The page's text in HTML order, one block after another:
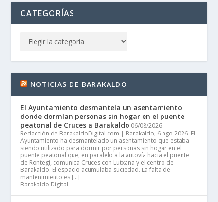
CATEGORÍAS
NOTICIAS DE BARAKALDO
El Ayuntamiento desmantela un asentamiento
donde dormían personas sin hogar en el puente
peatonal de Cruces a Barakaldo 06/08/2026
Redacción de BarakaldoDigital.com | Barakaldo, 6 ago 2026. El
Ayuntamiento ha desmantelado un asentamiento que estaba
siendo utilizado para dormir por personas sin hogar en el
puente peatonal que, en paralelo a la autovía hacia el puente
de Rontegi, comunica Cruces con Lutxana y el centro de
Barakaldo. El espacio acumulaba suciedad. La falta de
mantenimiento es […]
Barakaldo Digital